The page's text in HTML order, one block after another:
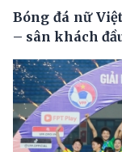
Bóng đá nữ
– sân khách